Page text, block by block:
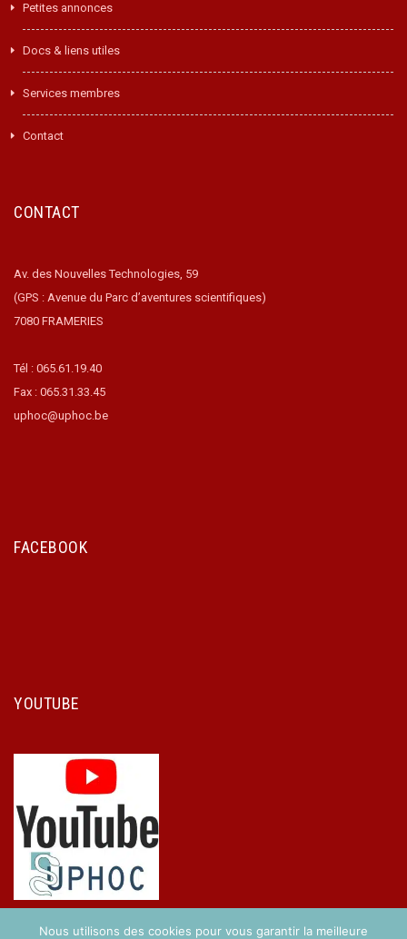
Petites annonces
Docs & liens utiles
Services membres
Contact
CONTACT
Av. des Nouvelles Technologies, 59
(GPS : Avenue du Parc d’aventures scientifiques)
7080 FRAMERIES
Tél : 065.61.19.40
Fax : 065.31.33.45
uphoc@uphoc.be
FACEBOOK
YOUTUBE
Nous utilisons des cookies pour vous garantir la meilleure